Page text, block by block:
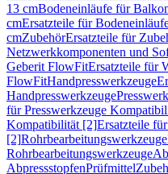
13 cmBodeneinläufe für
cmErsatzteile für
cmZubehörErsatzteile für
Netzwerkkomponenten und
Geberit FlowFitErsatzteile für
FlowFitHandpresswerkzeuge
Handpresswerkzeuge
für Presswerkzeuge
Kompatibilität [2]Ersatzteile
[2]Rohrbearbeitungswerkzeuge
Rohrbearbeitungswerkzeuge
AbpressstopfenPrüfmittel